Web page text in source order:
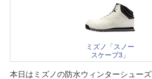
ミズノ「スノー
スケープ3」
本日はミズノの防水ウィンターシュー